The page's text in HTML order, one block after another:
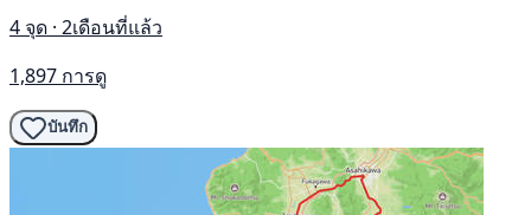
4 จุด · 2เดือนที่แล้ว
1,897 การดู
บันทึก